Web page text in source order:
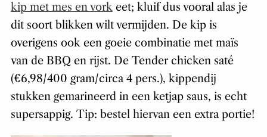
kip met mes en vorkeet; kluif dus vooral alas je
dit soort blikken wilt vermijden. De kip is
overigens ook een goeie combinatie met maïs
van de BBQ en rijst. De Tender chicken saté
(€6,98/400 gram/circa 4 pers.), kippendij
stukken gemarineerd in een ketjap saus, is echt
supersappig. Tip: bestel hiervan een extra portie!